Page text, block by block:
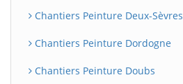
Chantiers Peinture Deux-Sèvres
Chantiers Peinture Dordogne
Chantiers Peinture Doubs